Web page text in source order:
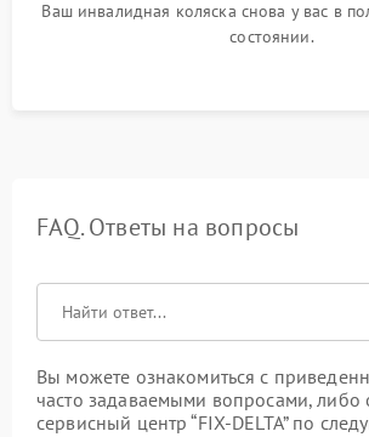
Ваш инвалидная коляска снова у вас в
состоянии.
FAQ. Ответы на вопросы
Вы можете ознакомиться с
часто задаваемыми вопросами, либо
сервисный центр “FIX-DELTA” по